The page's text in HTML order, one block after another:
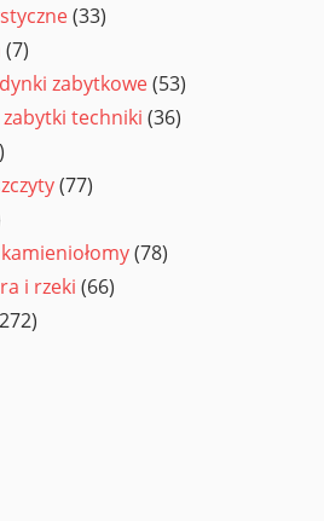
(33)
(7)
zabytkowe(53)
techniki (36)
(77)
(78)
i rzeki (66)